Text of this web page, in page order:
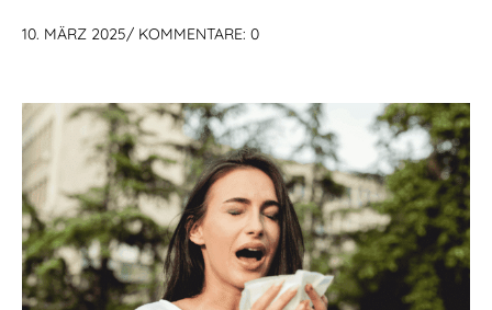
10. MÄRZ 2025/ KOMMENTARE: 0